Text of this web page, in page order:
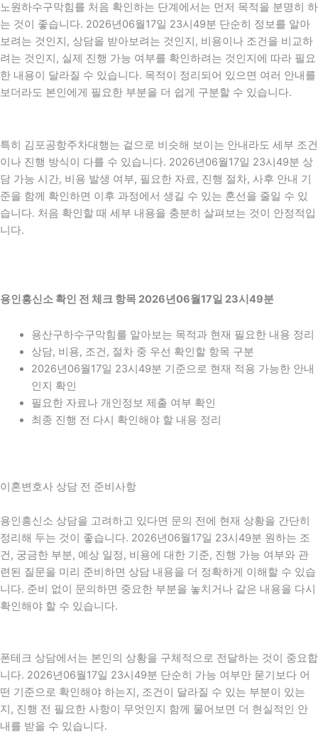
노원하수구막힘를 처음 확인하는 단계에서는 먼저 목적을 분명히 하
는 것이 좋습니다. 2026년06월17일 23시49분 단순히 정보를 알아
보려는 것인지, 상담을 받아보려는 것인지, 비용이나 조건을 비교하
려는 것인지, 실제 진행 가능 여부를 확인하려는 것인지에 따라 필요
한 내용이 달라질 수 있습니다. 목적이 정리되어 있으면 여러 안내를
보더라도 본인에게 필요한 부분을 더 쉽게 구분할 수 있습니다.
특히 김포공항주차대행는 겉으로 비슷해 보이는 안내라도 세부 조건
이나 진행 방식이 다를 수 있습니다. 2026년06월17일 23시49분 상
담 가능 시간, 비용 발생 여부, 필요한 자료, 진행 절차, 사후 안내 기
준을 함께 확인하면 이후 과정에서 생길 수 있는 혼선을 줄일 수 있
습니다. 처음 확인할 때 세부 내용을 충분히 살펴보는 것이 안정적입
니다.
용인흥신소 확인 전 체크 항목 2026년06월17일 23시49분
용산구하수구막힘를 알아보는 목적과 현재 필요한 내용 정리
상담, 비용, 조건, 절차 중 우선 확인할 항목 구분
2026년06월17일 23시49분 기준으로 현재 적용 가능한 안내
인지 확인
필요한 자료나 개인정보 제출 여부 확인
최종 진행 전 다시 확인해야 할 내용 정리
이혼변호사 상담 전 준비사항
용인흥신소 상담을 고려하고 있다면 문의 전에 현재 상황을 간단히
정리해 두는 것이 좋습니다. 2026년06월17일 23시49분 원하는 조
건, 궁금한 부분, 예상 일정, 비용에 대한 기준, 진행 가능 여부와 관
련된 질문을 미리 준비하면 상담 내용을 더 정확하게 이해할 수 있습
니다. 준비 없이 문의하면 중요한 부분을 놓치거나 같은 내용을 다시
확인해야 할 수 있습니다.
폰테크 상담에서는 본인의 상황을 구체적으로 전달하는 것이 중요합
니다. 2026년06월17일 23시49분 단순히 가능 여부만 묻기보다 어
떤 기준으로 확인해야 하는지, 조건이 달라질 수 있는 부분이 있는
지, 진행 전 필요한 사항이 무엇인지 함께 물어보면 더 현실적인 안
내를 받을 수 있습니다.